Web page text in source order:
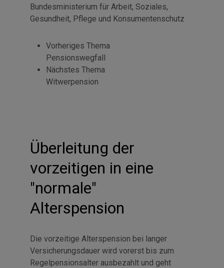
Bundesministerium für Arbeit, Soziales,
Gesundheit, Pflege und Konsumentenschutz
Vorheriges Thema
Pensionswegfall
Nächstes Thema
Witwerpension
Überleitung der
vorzeitigen in eine
"normale"
Alterspension
Die vorzeitige Alterspension bei langer
Versicherungsdauer wird vorerst bis zum
Regelpensionsalter ausbezahlt und geht